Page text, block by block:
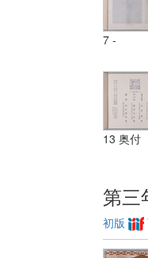
7 -
13 奥付
第三
初版